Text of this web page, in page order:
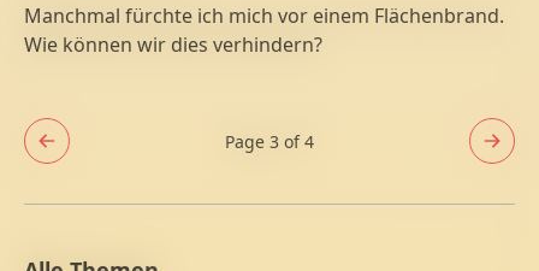
Manchmal fürchte ich mich vor einem Flächenbrand.
Wie können wir dies verhindern?
Page 3 of 4